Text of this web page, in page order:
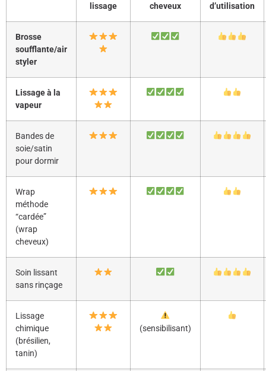
lissage
cheveux
d’utilisation
Brosse
soufflante/air
styler
Lissage à la
vapeur
Bandes de
soie/satin
pour dormir
Wrap
méthode
“cardée”
(wrap
cheveux)
Soin lissant
sans rinçage
Lissage
chimique
(brésilien,
tanin)
(sensibilisant)